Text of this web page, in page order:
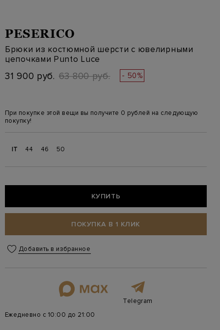
PESERICO
Брюки из костюмной шерсти с ювелирными
цепочками Punto Luce
31 900 руб. 63 800 руб. - 50%
При покупке этой вещи вы получите 0 рублей на следующую
покупку!
IT 44 46 50
КУПИТЬ
ПОКУПКА В 1 КЛИК
Добавить в избранное
Telegram
Ежедневно с 10:00 до 21:00